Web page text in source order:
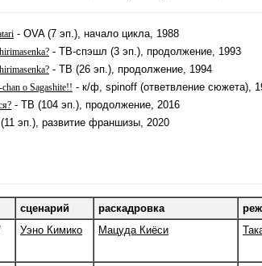
- OVA (7 эп.), начало цикла, 1988
- ТВ-спэшл (3 эп.), продолжение, 1993
- ТВ (26 эп.), продолжение, 1994
o Sagashite!! - к/ф, spinoff (ответвление сюжета),
- ТВ (104 эп.), продолжение, 2016
эп.), развитие франшизы, 2020
сценарий раскадровка
Уэно Кимико Мацуда Киёси